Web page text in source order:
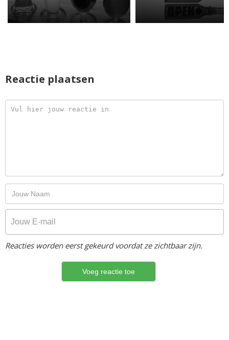
Reactie plaatsen
Reacties worden eerst gekeurd voordat ze zichtbaar zijn.